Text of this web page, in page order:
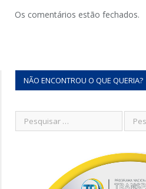
Os comentários estão fechados.
NÃO ENCONTROU O QUE QUERIA?